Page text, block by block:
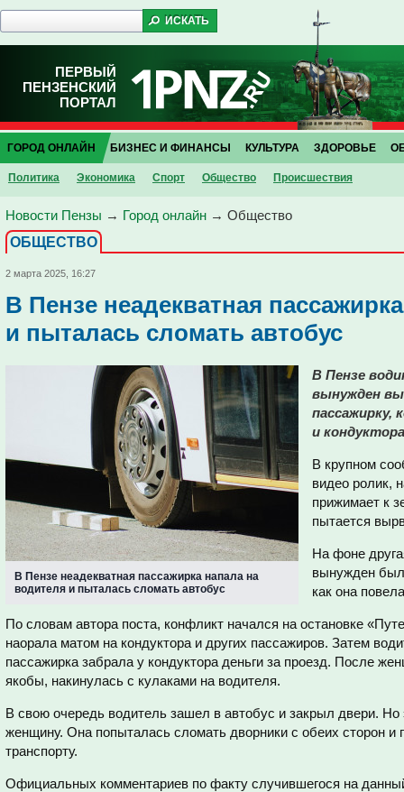
ПЕРВЫЙ
ПЕНЗЕНСКИЙ
ПОРТАЛ
ГОРОД ОНЛАЙН
Политика Экономика Спорт Общество Проиcшествия
БИЗНЕС И ФИНАНСЫ КУЛЬТУРА ЗДОРОВЬЕ
Новости Пензы → Город онлайн → Общество
ОБЩЕСТВО
2 марта 2025, 16:27
В Пензе неадекватная
и пыталась сломать автобус
В Пензе неадекватная пассажирка напала на
водителя и пыталась сломать автобус
В Пензе
вынужден
пассажирку,
и
В крупном
видео ролик,
прижимает к
пытается
На фоне
вынужден был
как она
По словам автора поста, конфликт начался на остановке
наорала матом на кондуктора и других пассажиров. Затем
пассажирка забрала у кондуктора деньги за проезд. После
якобы, накинулась с кулаками на водителя.
В свою очередь водитель зашел в автобус и закрыл двери. Но
женщину. Она попыталась сломать дворники с обеих сторон и
транспорту.
Официальных комментариев по факту случившегося на